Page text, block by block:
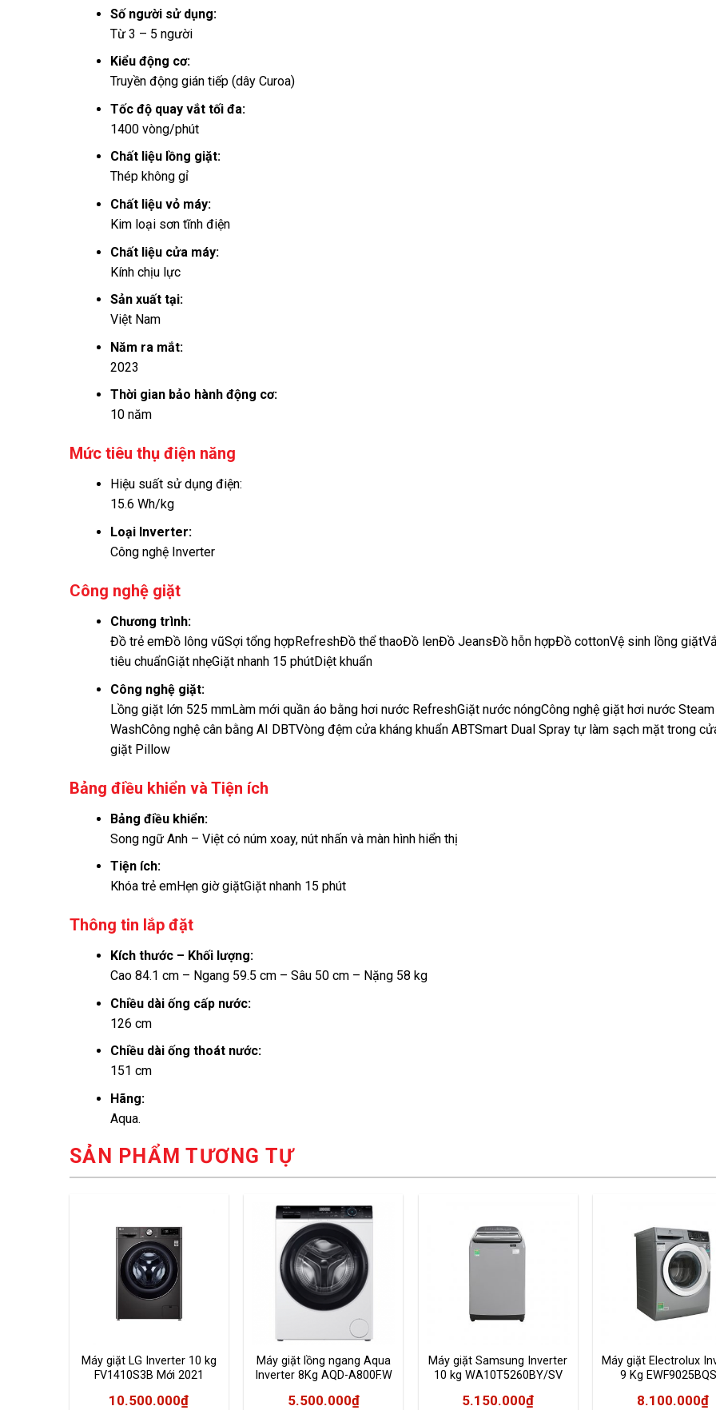
Số người sử dụng:
Từ 3 – 5 người
Kiểu động cơ:
Truyền động gián tiếp (dây Curoa)
Tốc độ quay vắt tối đa:
1400 vòng/phút
Chất liệu lồng giặt:
Thép không gỉ
Chất liệu vỏ máy:
Kim loại sơn tĩnh điện
Chất liệu cửa máy:
Kính chịu lực
Sản xuất tại:
Việt Nam
Năm ra mắt:
2023
Thời gian bảo hành động cơ:
10 năm
Mức tiêu thụ điện năng
Hiệu suất sử dụng điện:
15.6 Wh/kg
Loại Inverter:
Công nghệ Inverter
Công nghệ giặt
Chương trình:
Đồ trẻ emĐồ lông vũSợi tổng hợpRefreshĐồ thể thaoĐồ lenĐồ JeansĐồ hỗn hợpĐồ cottonVệ sinh lồng giặt
tiêu chuẩnGiặt nhẹGiặt nhanh 15 phútDiệt khuẩn
Công nghệ giặt:
Lồng giặt lớn 525 mmLàm mới quần áo bằng hơi nước RefreshGiặt nước nóngCông nghệ giặt hơi nước Steam
WashCông nghệ cân bằng AI DBTVòng đệm cửa kháng khuẩn ABTSmart Dual Spray tự làm sạch mặt trong
giặt Pillow
Bảng điều khiển và Tiện ích
Bảng điều khiển:
Song ngữ Anh – Việt có núm xoay, nút nhấn và màn hình hiển thị
Tiện ích:
Khóa trẻ emHẹn giờ giặtGiặt nhanh 15 phút
Thông tin lắp đặt
Kích thước – Khối lượng:
Cao 84.1 cm – Ngang 59.5 cm – Sâu 50 cm – Nặng 58 kg
Chiều dài ống cấp nước:
126 cm
Chiều dài ống thoát nước:
151 cm
Hãng:
Aqua.
SẢN PHẨM TƯƠNG TỰ
Máy giặt LG Inverter 10 kg
FV1410S3B Mới 2021
10.500.000₫
Máy giặt lồng ngang Aqua
Inverter 8Kg AQD-A800F.W
5.500.000₫
Máy giặt Samsung Inverter
10 kg WA10T5260BY/SV
5.150.000₫
Máy giặt Electrolux
9 Kg
8.100.000₫